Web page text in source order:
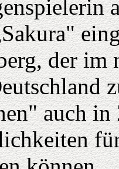
der im
auch